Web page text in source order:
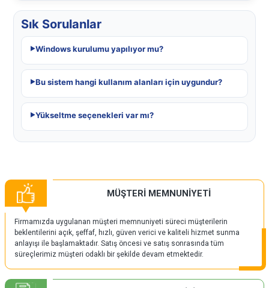
Sık Sorulanlar
Windows kurulumu yapılıyor mu?
Bu sistem hangi kullanım alanları için uygundur?
Yükseltme seçenekleri var mı?
MÜŞTERİ MEMNUNİYETİ
Firmamızda uygulanan müşteri memnuniyeti süreci müşterilerin
beklentilerini açık, şeffaf, hızlı, güven verici ve kaliteli hizmet sunma
anlayışı ile başlamaktadır. Satış öncesi ve satış sonrasında tüm
süreçlerimiz müşteri odaklı bir şekilde devam etmektedir.